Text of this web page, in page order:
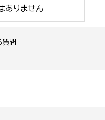
質問
ありません